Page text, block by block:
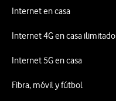
Internet en casa
Internet 4G en casa ilimitado
Internet 5G en casa
Fibra, móvil y fútbol